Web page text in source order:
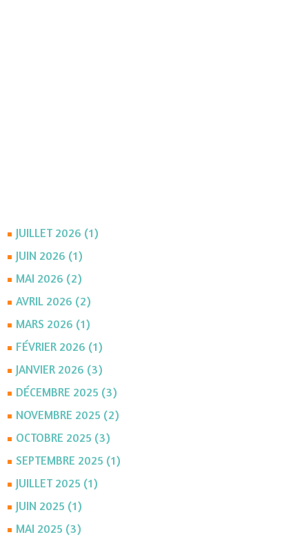
JUILLET 2026 (1)
JUIN 2026 (1)
MAI 2026 (2)
AVRIL 2026 (2)
MARS 2026 (1)
FÉVRIER 2026 (1)
JANVIER 2026 (3)
DÉCEMBRE 2025 (3)
NOVEMBRE 2025 (2)
OCTOBRE 2025 (3)
SEPTEMBRE 2025 (1)
JUILLET 2025 (1)
JUIN 2025 (1)
MAI 2025 (3)